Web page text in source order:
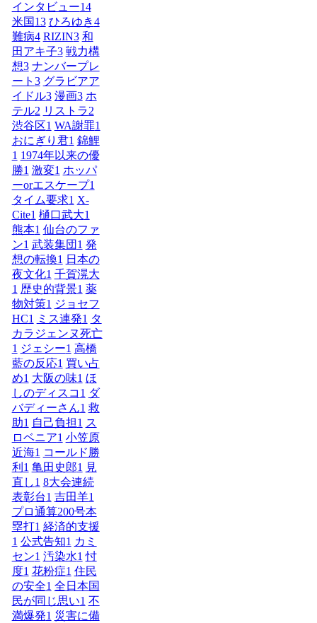
インタビュー14
米国13 ひろゆき4
難病4 RIZIN3 和
田アキ子3 戦力構
想3 ナンバープレ
ート 3 グラビアア
イドル3 漫画3 ホ
テル2 リストラ2
渋谷区1 WA謝罪1
おにぎり君1 錦鯉
1 1974年以来の優
勝1 激変1 ホッパ
ーorエスケープ1
タイム要求1 X-
Cite1 樋口武大1
熊本1 仙台のファ
ン1 武装集団 1 発
想の転換1 日本の
夜文化1 千賀滉大
1 歴史的背景1 薬
物対策1 ジョセフ
HC1 ミス連発1 タ
カラジェンヌ死亡
1 ジェシー1 高橋
藍の反応1 買い占
め1 大阪の味1 ほ
しのディスコ 1 ダ
バディーさん1 救
助1 自己負担1 ス
ロベニア1 小笠原
近海1 コールド勝
利 1 亀田史郎1 見
直し1 8大会連続
表彰台1 吉田羊1
プロ通算200号本
塁打1 経済的支援
1 公式告知1 カミ
セン1 汚染水1 忖
度1 花粉症1 住民
の安全1 全日本国
民が同じ思い1 不
満爆発1 災害に備